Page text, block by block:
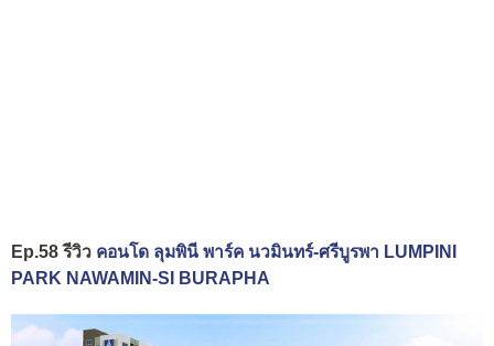
Ep.58 รีวิว คอนโด ลุมพินี พาร์ค นวมินทร์-ศรีบูรพา LUMPINI
PARK NAWAMIN-SI BURAPHA